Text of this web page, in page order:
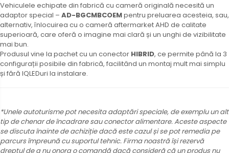
Vehiculele echipate din fabrică cu cameră originală necesită un
adaptor special – AD-BGCMBCOEMpentru preluarea acesteia, sau,
alternativ, înlocuirea cu o cameră aftermarket AHD de calitate
superioară, care oferă o imagine mai clară și un unghi de vizibilitate
mai bun.
Produsul vine la pachet cu un conector HIBRID, ce permite până la 3
configurații posibile din fabrică, facilitând un montaj mult mai simplu
și fără lQLEDuri la instalare.
*Unele autoturisme pot necesita adaptări speciale, de exemplu un alt
tip de chenar de încadrare sau conector alimentare. Aceste aspecte
se discuta înainte de achiziție dacă este cazul și se pot remedia pe
parcurs împreună cu suportul tehnic. Firma noastră își rezervă
dreptul de a nu onora o comandă dacă consideră că un produs nu